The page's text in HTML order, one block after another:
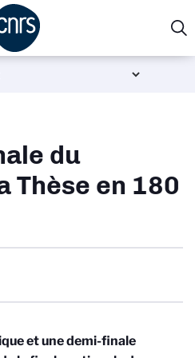
du
Thèse en 180
et une demi-finale